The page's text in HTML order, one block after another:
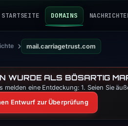
STARTSEITE DOMAINS
› mail.carriagetrust.com
WURDE ALS BÖSARTIG
melden eine Entdeckung: 1. Seien Sie
Entwurf zur Überprüfung